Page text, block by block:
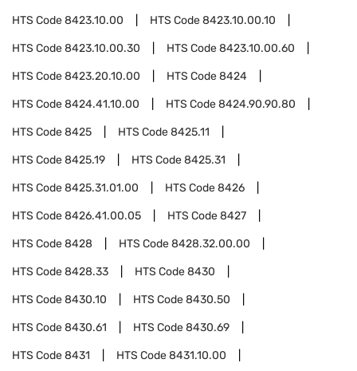
HTS Code8423.10.00 HTS Code8423.10.00.10
HTS Code8423.10.00.30 HTS Code8423.10.00.60
HTS Code8423.20.10.00 HTS Code8424
HTS Code8424.41.10.00 HTS Code8424.90.90.80
HTS Code8425 HTS Code8425.11
HTS Code8425.19 HTS Code8425.31
HTS Code8425.31.01.00 HTS Code8426
HTS Code8426.41.00.05 HTS Code8427
HTS Code8428 HTS Code8428.32.00.00
HTS Code8428.33 HTS Code8430
HTS Code8430.10 HTS Code8430.50
HTS Code8430.61 HTS Code8430.69
HTS Code8431 HTS Code8431.10.00